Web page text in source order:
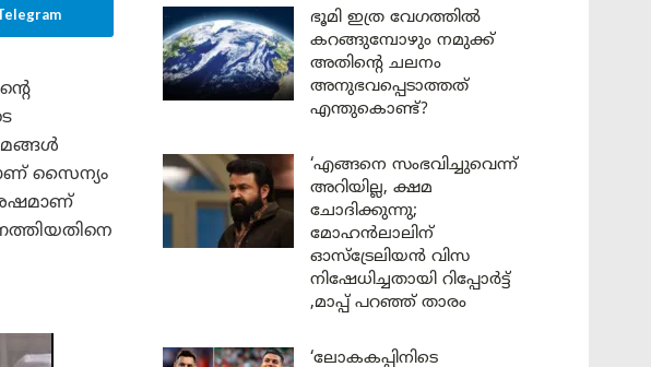
സൈന്യം
ഭൂമി ഇത്ര വേഗത്തിൽ
കറങ്ങുമ്പോഴും നമുക്ക്
അതിന്റെ ചലനം
അനുഭവപ്പെടാത്തത്
എന്തുകൊണ്ട്?
‘എങ്ങനെ സംഭവിച്ചുവെന്ന്
അറിയില്ല, ക്ഷമ
ചോദിക്കുന്നു;
മോഹൻലാലിന്
ഓസ്ട്രേലിയൻ വിസ
നിഷേധിച്ചതായി റിപ്പോർട്ട്
,മാപ്പ് പറഞ്ഞ് താരം
‘ലോകകപ്പിനിടെ